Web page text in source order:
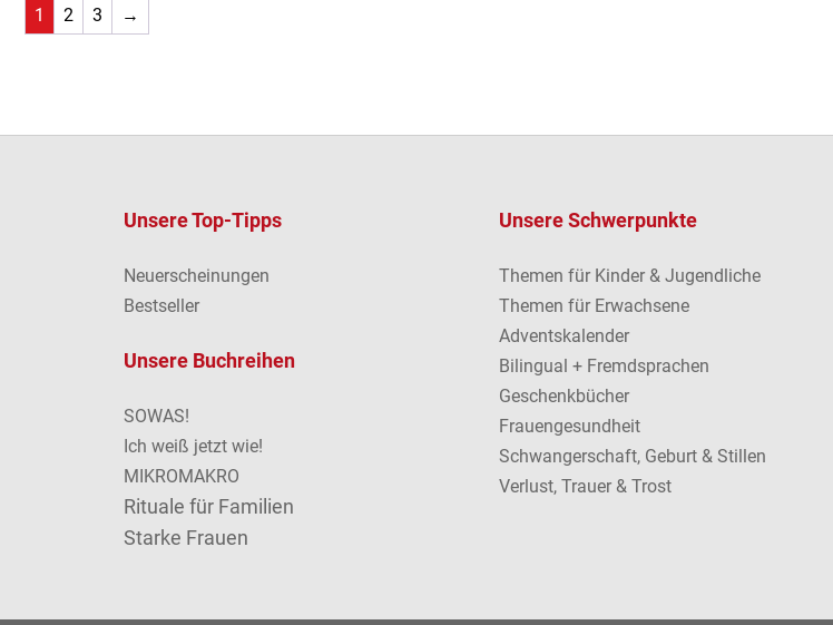
1 2 3 →
Unsere Top-Tipps
Neuerscheinungen
Bestseller
Unsere Buchreihen
SOWAS!
Ich weiß jetzt wie!
MIKROMAKRO
Rituale für Familien
Starke Frauen
Unsere Schwerpunkte
Themen für Kinder & Jugendliche
Themen für Erwachsene
Adventskalender
Bilingual + Fremdsprachen
Geschenkbücher
Frauengesundheit
Schwangerschaft, Geburt & Stillen
Verlust, Trauer & Trost